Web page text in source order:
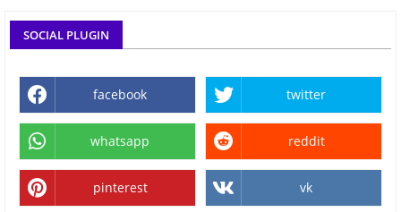
SOCIAL PLUGIN
facebook twitter
whatsapp reddit
pinterest vk